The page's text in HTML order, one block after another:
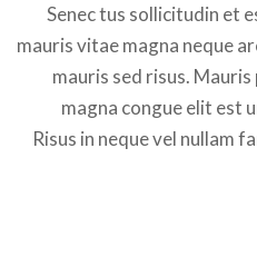
Senec tus sollicitudin et
mauris vitae magna neque
mauris sed risus.
magna congue elit est
Risus in neque vel nullam